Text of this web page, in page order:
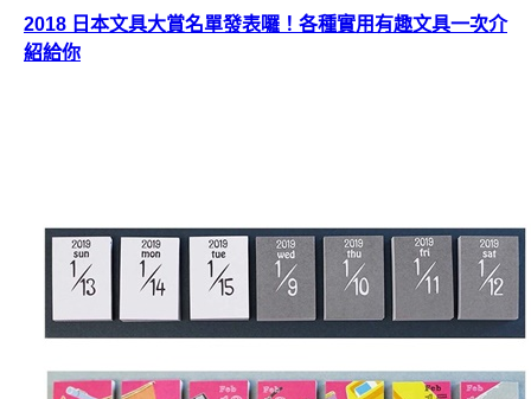
2018 日本文具大賞名單發表囉！各種實用有趣文具一次介
紹給你